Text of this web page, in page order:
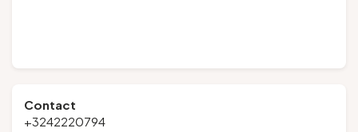
Contact
+3242220794